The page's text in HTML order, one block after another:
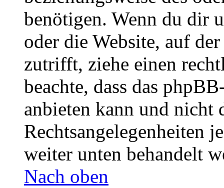
benötigen. Wenn du dir
oder die Website, auf
zutrifft, ziehe einen
beachte, dass das
anbieten kann und nicht
Rechtsangelegenheiten
weiter unten behandelt
Nach oben